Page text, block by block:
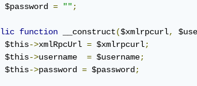
$password = "";
function __construct($xmlrpcurl,
$this
->xmlRpcUrl = $xmlrpcurl;
$this
->username = $username;
$this
->password = $password;